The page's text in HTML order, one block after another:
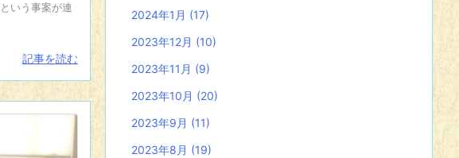
いう事案が連
記事を読む
2024年1月 (17)
2023年12月 (10)
2023年11月 (9)
2023年10月 (20)
2023年9月 (11)
2023年8月 (19)